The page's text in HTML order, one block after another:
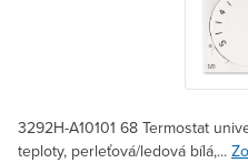
3292H-A10101 68 Termostat
teploty, perleťová/ledová bílá,...